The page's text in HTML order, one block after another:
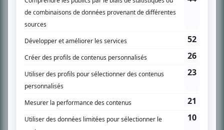
PLAN DU SITE
Accueil
Liste des oeuvres
Recherche avancée
À propos